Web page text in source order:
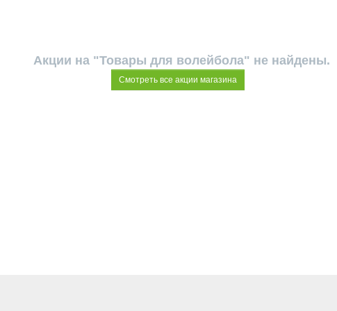
Акции на "Товары для волейбола" не найдены.
Смотреть все акции магазина